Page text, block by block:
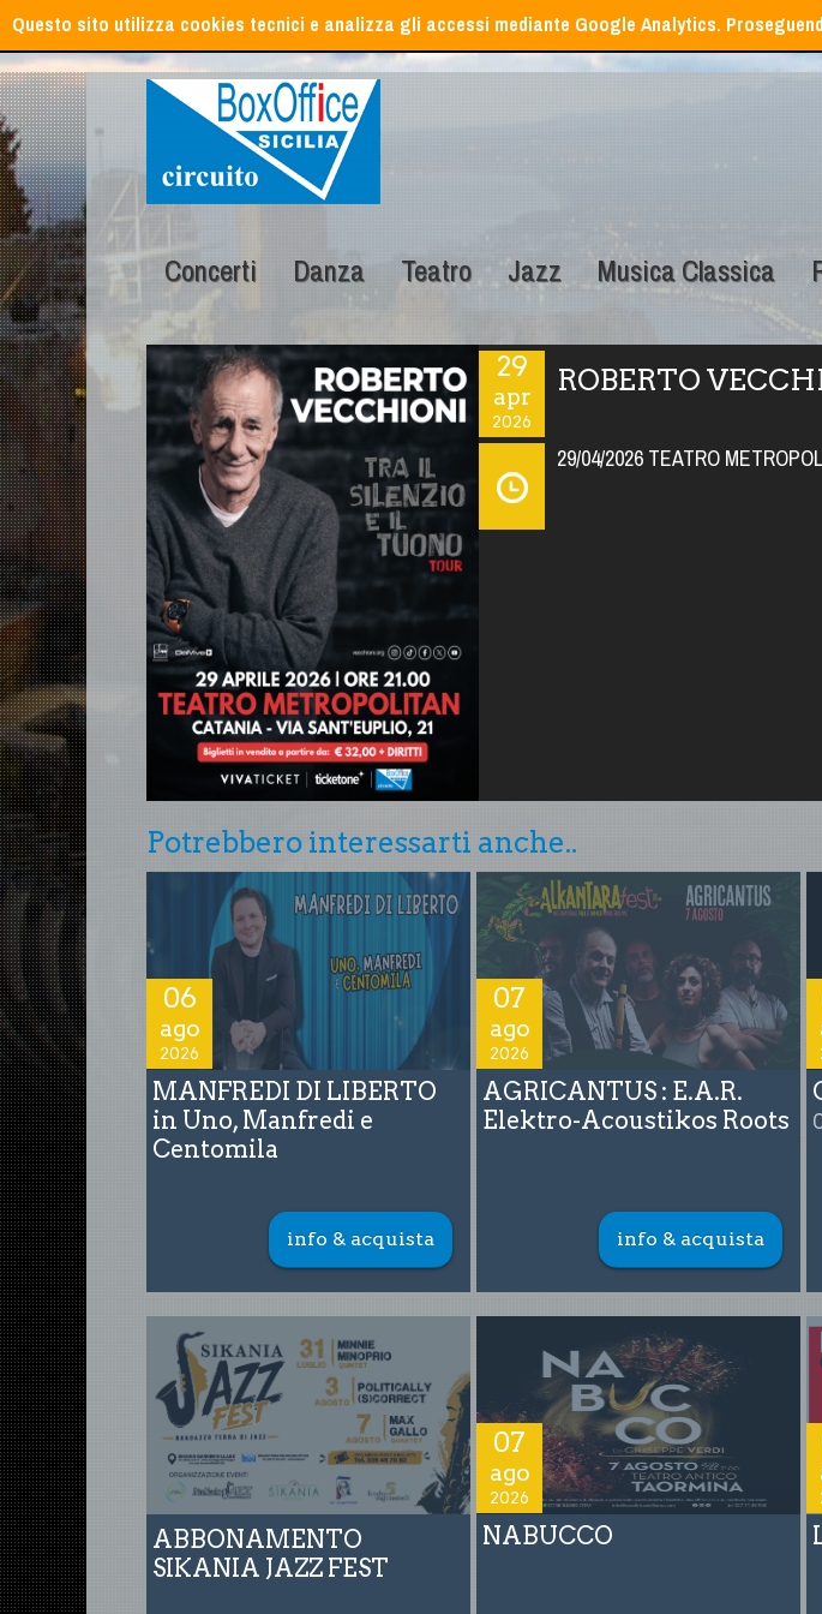
Concerti Danza Teatro Jazz Musica Classica
29
apr
2026
ROBERTO
29/04/2026 TEATRO
Potrebbero interessarti anche..
06
ago
2026
MANFREDI DI LIBERTO
in Uno, Manfredi e
Centomila
info & acquista
07
ago
2026
AGRICANTUS : E.A.R.
Elektro-Acoustikos Roots
info & acquista
ABBONAMENTO
SIKANIA JAZZ FEST
07
ago
2026
NABUCCO
Questo sito utilizza cookies tecnici e analizza gli accessi mediante Google Analytics.